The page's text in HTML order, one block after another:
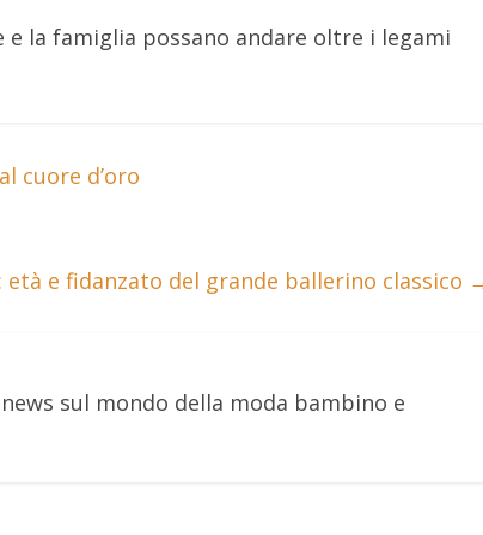
e la famiglia possano andare oltre i legami
cuore d’oro
età e fidanzato del grande ballerino classico
sul mondo della moda bambino e